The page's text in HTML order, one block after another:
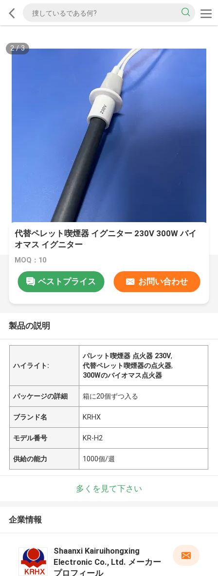
2/3
代替ペレット喫煙器 イグニター 230V 300W バイ
オマス イグニター
MOQ：10
ベストプライス お問い合わせ
製品の説明
ハイライト:
パレット喫煙器 点火器 230V,
代替ペレット喫煙器の点火器,
300Wのバイオマス点火器
パッケージの詳細 箱に20個ずつ入る
ブランド名 KRHX
モデル番号 KR-H2
供給の能力 1000個/週
多くを見て下さい
企業情報
Shaanxi Kairuihongxing
Electronic Co., Ltd. メーカー
プロフィール